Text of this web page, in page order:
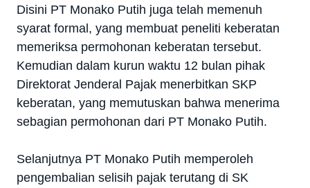
Disini PT Monako Putih juga telah memenuh
syarat formal, yang membuat peneliti keberatan
memeriksa permohonan keberatan tersebut.
Kemudian dalam kurun waktu 12 bulan pihak
Direktorat Jenderal Pajak menerbitkan SKP
keberatan, yang memutuskan bahwa menerima
sebagian permohonan dari PT Monako Putih.
Selanjutnya PT Monako Putih memperoleh
pengembalian selisih pajak terutang di SK